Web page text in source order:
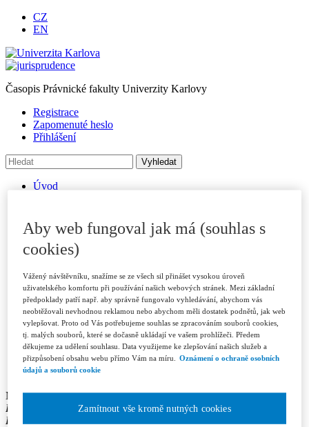
CZ
EN
Časopis Právnické fakulty Univerzity Karlovy
Registrace
Zapomenuté heslo
Přihlášení
Úvod
Pro autory
Autorské příspěvky
Poslat příspěvek
Přílohy a informace
Publikační kritéria
Rubriky
Vzory citací
Recenzní řízení
Etický kodex
Licenční a honorářové podmínky
Redakce
Kontakty
Předplatné
Michal Urban, Petr Soukup
Pracoviště autora: Právnická fakulta Univerzity Karlovy v Praze;
Fakulta sociálních věd Univerzity Karlovy
Aby web fungoval jak má (souhlas s
cookies)
Vážený návštěvníku, snažíme se ze všech sil přinášet vysokou úroveň
uživatelského komfortu při používání našich webových stránek. Mezi základní
předpoklady patří např. aby správně fungovalo vyhledávání, abychom vás
neobtěžovali nevhodnou reklamou nebo abychom měli dostatek podnětů, jak web
vylepšovat. Proto od Vás potřebujeme souhlas se zpracováním souborů cookies,
tj. malých souborů, které se dočasně ukládají ve vašem prohlížeči. Předem
děkujeme za udělení souhlasu. Data využijeme ke zlepšování našich služeb a
přizpůsobení obsahu webu přímo Vám na míru.
Oznámení o ochraně osobních
údajů a souborů cookie
Zamítnout vše kromě nutných cookies